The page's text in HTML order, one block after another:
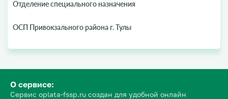
Отделение специального назначения
ОСП Привокзального района г. Тулы
О сервисе:
Сервис oplata-fssp.ru создан для удобной онлайн